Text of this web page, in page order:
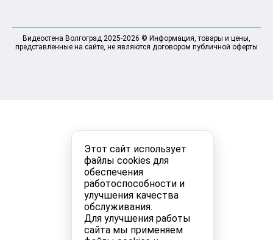
Этот сайт использует
файлы cookies для
обеспечения
работоспособности и
улучшения качества
обслуживания.
Для улучшения работы
сайта мы применяем
Видеостена Волгоград 2025-2026 © Информация, товары и цены,
представленные на сайте, не являются договором публичной оферты